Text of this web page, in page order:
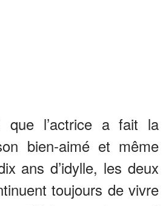
que l’actrice a fait la
bien-aimé et même
ans d’idylle, les deux
toujours de vivre